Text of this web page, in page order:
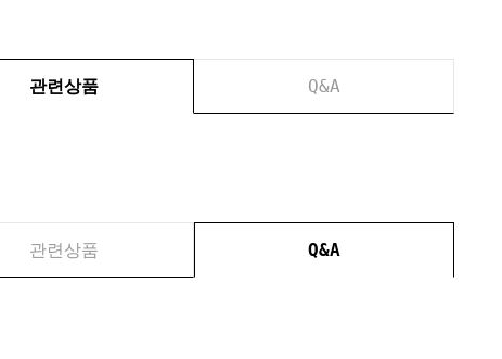
관련상품 Q&A
관련상품 Q&A